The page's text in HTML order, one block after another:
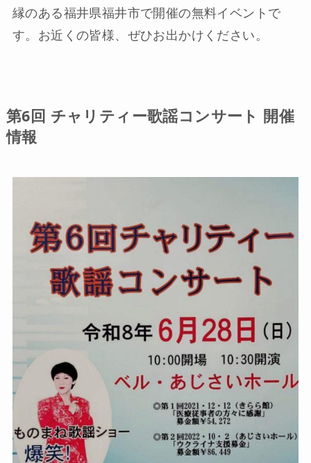
縁のある福井県福井市で開催の無料イベントで
す。お近くの皆様、ぜひお出かけください。
第6回 チャリティー歌謡コンサート 開催
情報